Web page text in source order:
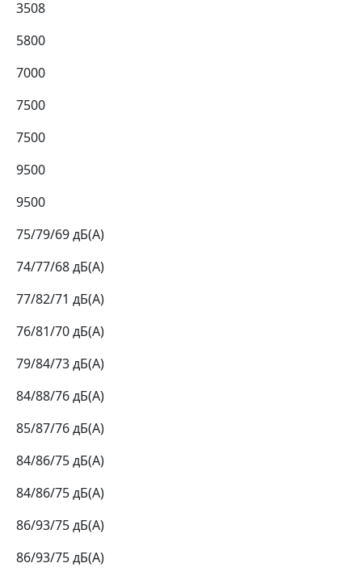
3508
5800
7000
7500
7500
9500
9500
75/79/69 дБ(А)
74/77/68 дБ(А)
77/82/71 дБ(А)
76/81/70 дБ(А)
79/84/73 дБ(А)
84/88/76 дБ(А)
85/87/76 дБ(А)
84/86/75 дБ(А)
84/86/75 дБ(А)
86/93/75 дБ(А)
86/93/75 дБ(А)